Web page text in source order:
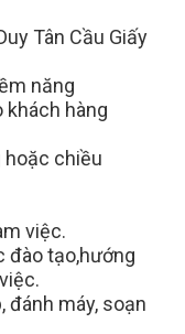
Tân Cầu Giấy
năng
khách hàng
hoặc chiều
việc.
đào tạo,hướng
đánh máy, soạn